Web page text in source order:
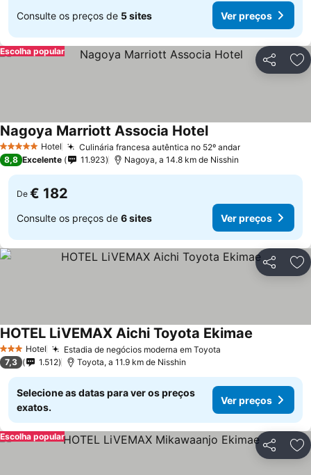
Consulte os preços de 5 sites Ver preços
Partilhar
Escolha popular
5 Estrelas Hotel Culinária francesa autêntica no 52º andar
Nagoya Marriott Associa Hotel
8,8 Excelente 11.923 Nagoya, a 14.8 km de Nisshin
De € 182
Consulte os preços de 6 sites Ver preços
Partilhar
3 EstrelasHotel Estadia de negócios moderna em Toyota
HOTEL LiVEMAX Aichi Toyota Ekimae
7,3 1.512 Toyota, a 11.9 km de Nisshin
Selecione as datas para ver os preços
exatos.
Ver preços
Partilhar
Escolha popular